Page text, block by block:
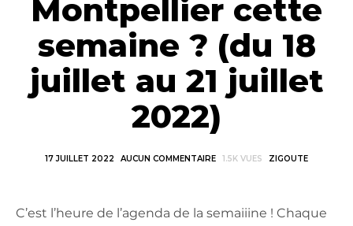
Montpellier cette
semaine ? (du 18
juillet au 21 juillet
2022)
17 JUILLET 2022 AUCUN COMMENTAIRE 1.5K VUES ZIGOUTE
C’est l’heure de l’agenda de la semaiiine ! Chaque